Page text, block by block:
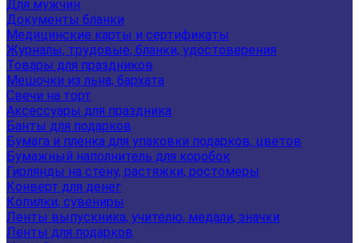
Для мужчин
Документы бланки
Медицинские карты и сертификаты
Журналы, трудовые, бланки, удостоверения
Товары для праздников
Мешочки из льна, бархата
Свечи на торт
Аксессуары для праздника
Банты для подарков
Бумага и пленка для упаковки подарков, цветов
Бумажный наполнитель для коробок
Гирлянды на стену, растяжки, ростомеры
Конверт для денег
Копилки, сувениры
Ленты выпускника, учителю, медали, значки
Ленты для подарков